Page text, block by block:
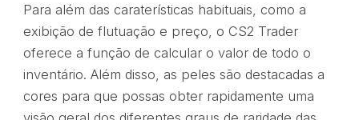
Para além das caraterísticas habituais, como a
exibição de flutuação e preço, o CS2 Trader
oferece a função de calcular o valor de todo o
inventário. Além disso, as peles são destacadas a
cores para que possas obter rapidamente uma